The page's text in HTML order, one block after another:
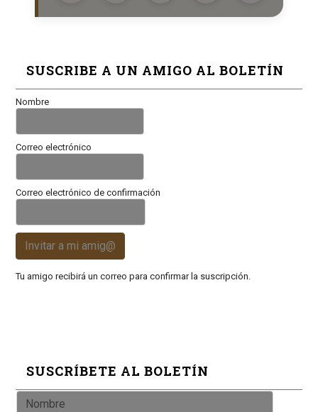
SUSCRIBE A UN AMIGO AL BOLETÍN
Nombre
Correo electrónico
Correo electrónico de confirmación
Invitar a mi amig@
Tu amigo recibirá un correo para confirmar la suscripción.
SUSCRÍBETE AL BOLETÍN